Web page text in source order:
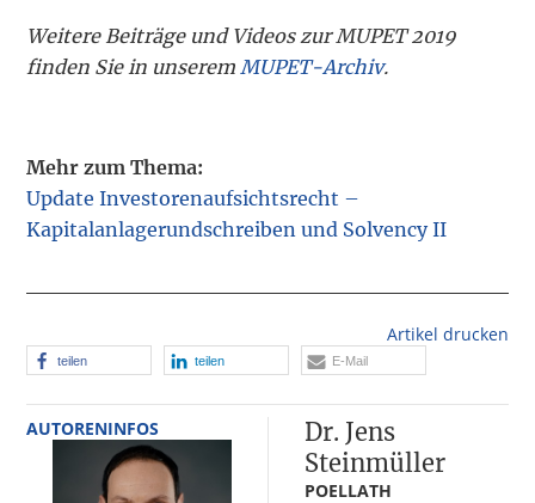
Weitere Beiträge und Videos zur MUPET 2019
finden Sie in unserem MUPET-Archiv.
Mehr zum Thema:
Update Investorenaufsichtsrecht –
Kapitalanlagerundschreiben und Solvency II
Artikel drucken
teilen teilen E-Mail
AUTORENINFOS
Dr. Jens
Steinmüller
POELLATH